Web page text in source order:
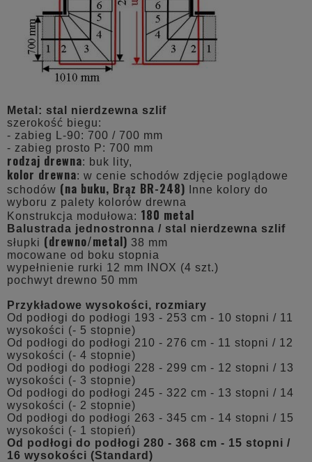
Metal: stal nierdzewna szlif
szerokość biegu:
- zabieg L-90: 700 / 700 mm
- zabieg prosto P: 700 mm
rodzaj drewna: buk lity,
kolor drewna: w cenie schodów zdjęcie poglądowe
schodów (na buku, Brąz BR-248) Inne kolory do
wyboru z palety kolorów drewna
Konstrukcja modułowa: 180 metal
Balustrada jednostronna / stal nierdzewna szlif
słupki (drewno/metal) 38 mm
mocowane od boku stopnia
wypełnienie rurki 12 mm INOX (4 szt.)
pochwyt drewno 50 mm
Przykładowe wysokości, rozmiary
Od podłogi do podłogi 193 - 253 cm - 10 stopni / 11
wysokości (- 5 stopnie)
Od podłogi do podłogi 210 - 276 cm - 11 stopni / 12
wysokości (- 4 stopnie)
Od podłogi do podłogi 228 - 299 cm - 12 stopni / 13
wysokości (- 3 stopnie)
Od podłogi do podłogi 245 - 322 cm - 13 stopni / 14
wysokości (- 2 stopnie)
Od podłogi do podłogi 263 - 345 cm - 14 stopni / 15
wysokości (- 1 stopień)
Od podłogi do podłogi 280 - 368 cm - 15 stopni /
16 wysokości (Standard)